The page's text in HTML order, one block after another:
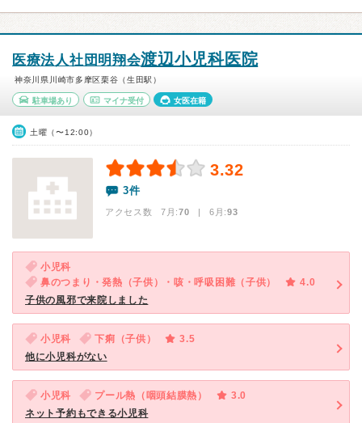
医療法人社団明翔会渡辺小児科医院
神奈川県川崎市多摩区栗谷（生田駅）
駐車場あり マイナ受付 女医在籍
土曜（〜12:00）
3.32
3件
アクセス数 7月:70 | 6月:93
小児科
鼻のつまり・発熱（子供）・咳・呼吸困難（子供）
4.0
子供の風邪で来院しました
小児科 下痢（子供）
3.5
他に小児科がない
小児科 プール熱（咽頭結膜熱）
3.0
ネット予約もできる小児科